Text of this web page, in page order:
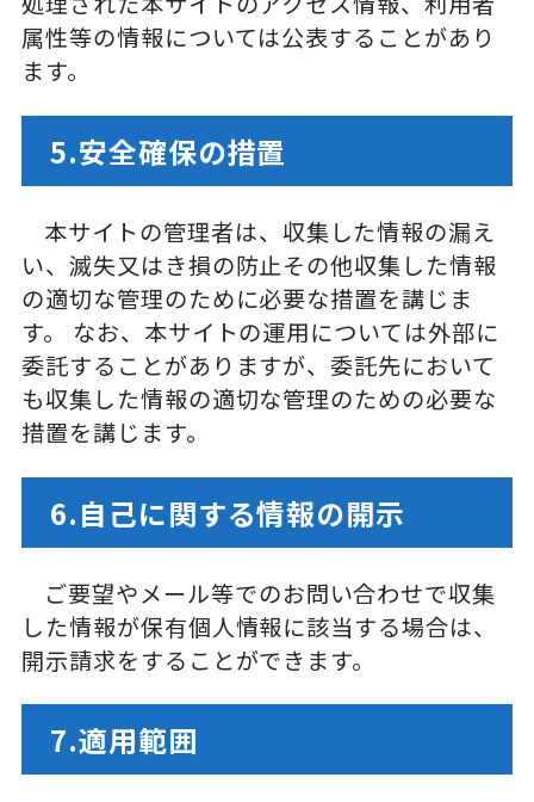
属性等の情報については公表することがあり
ます。
5.安全確保の措置
本サイトの管理者は、収集した情報の漏え
い、滅失又はき損の防止その他収集した情報
の適切な管理のために必要な措置を講じま
す。 なお、本サイトの運用については外部に
委託することがありますが、委託先において
も収集した情報の適切な管理のための必要な
措置を講じます。
6.自己に関する情報の開示
ご要望やメール等でのお問い合わせで収集
した情報が保有個人情報に該当する場合は、
開示請求をすることができます。
7.適用範囲